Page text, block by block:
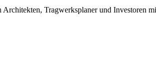
Tragwerksplaner und Investoren